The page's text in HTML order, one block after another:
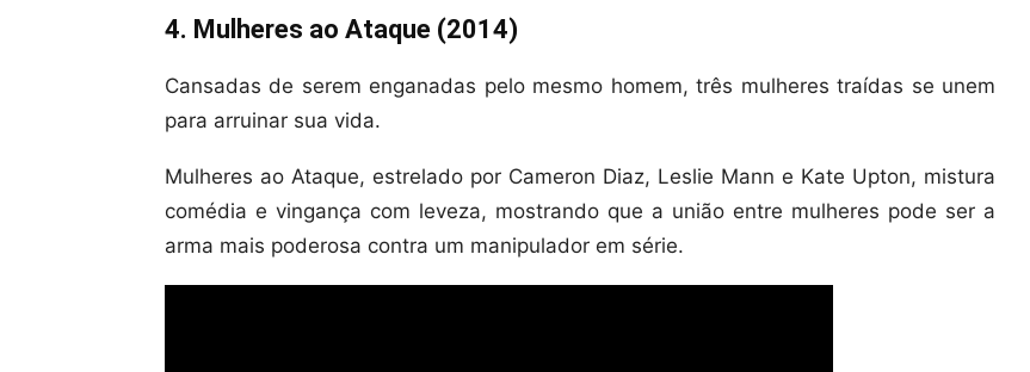
4. Mulheres ao Ataque (2014)
Cansadas de serem enganadas pelo mesmo homem, três mulheres traídas se unem
para arruinar sua vida.
Mulheres ao Ataque, estrelado por Cameron Diaz, Leslie Mann e Kate Upton, mistura
comédia e vingança com leveza, mostrando que a união entre mulheres pode ser a
arma mais poderosa contra um manipulador em série.